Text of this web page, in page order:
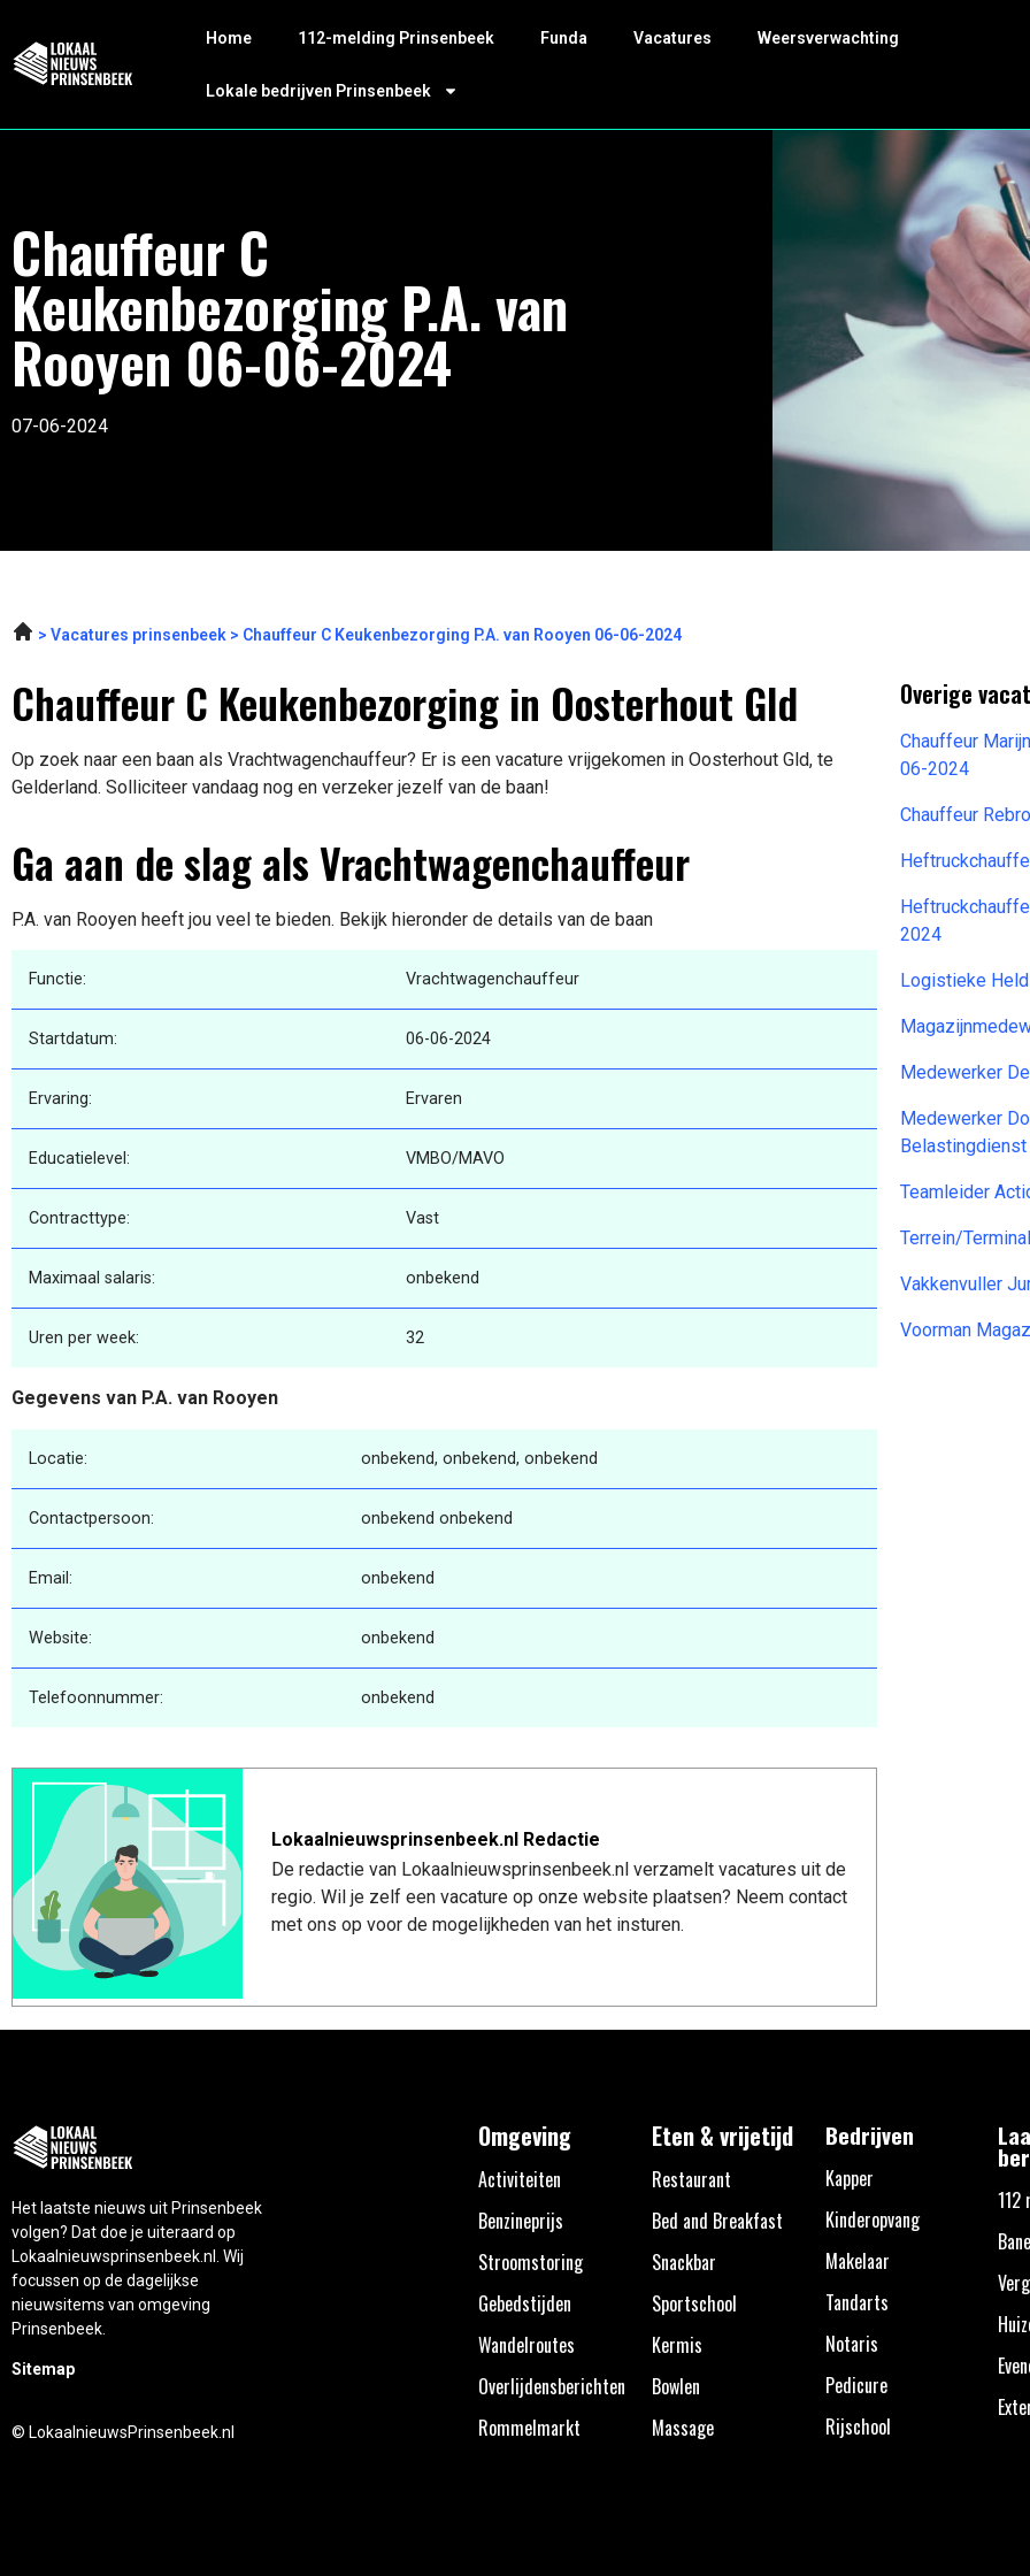
Home 112-melding Prinsenbeek Funda Vacatures Weersverwachting
Lokale bedrijven Prinsenbeek
Chauffeur C
Keukenbezorging P.A. van
Rooyen 06-06-2024
07-06-2024
Vacatures prinsenbeek Chauffeur C Keukenbezorging P.A. van Rooyen 06-06-2024
Chauffeur C Keukenbezorging in Oosterhout Gld
Op zoek naar een baan als Vrachtwagenchauffeur? Er is een vacature vrijgekomen in Oosterhout Gld, te
Gelderland. Solliciteer vandaag nog en verzeker jezelf van de baan!
Ga aan de slag als Vrachtwagenchauffeur
P.A. van Rooyen heeft jou veel te bieden. Bekijk hieronder de details van de baan
Functie: Vrachtwagenchauffeur
Startdatum: 06-06-2024
Ervaring: Ervaren
Educatielevel: VMBO/MAVO
Contracttype: Vast
Maximaal salaris: onbekend
Uren per week: 32
Gegevens van P.A. van Rooyen
Locatie: onbekend, onbekend, onbekend
Contactpersoon: onbekend onbekend
Email: onbekend
Website: onbekend
Telefoonnummer: onbekend
Lokaalnieuwsprinsenbeek.nl Redactie
De redactie van Lokaalnieuwsprinsenbeek.nl verzamelt vacatures uit de
regio. Wil je zelf een vacature op onze website plaatsen? Neem contact
met ons op voor de mogelijkheden van het insturen.
Overige
Chauffeur
06-2024
Chauffeur
2024
Logistieke
Medewerker
Medewerker
Teamleider
Terrein/
Vakkenvuller
Voorman
Het laatste nieuws uit Prinsenbeek
volgen? Dat doe je uiteraard op
Lokaalnieuwsprinsenbeek.nl. Wij
focussen op de dagelijkse
nieuwsitems van omgeving
Prinsenbeek.
Sitemap
© LokaalnieuwsPrinsenbeek.nl
Omgeving
Activiteiten
Benzineprijs
Stroomstoring
Gebedstijden
Wandelroutes
Overlijdensberichten
Rommelmarkt
Eten & vrijetijd
Restaurant
Bed and Breakfast
Snackbar
Sportschool
Kermis
Bowlen
Massage
Bedrijven
Kapper
Kinderopvang
Makelaar
Tandarts
Notaris
Pedicure
Rijschool
112